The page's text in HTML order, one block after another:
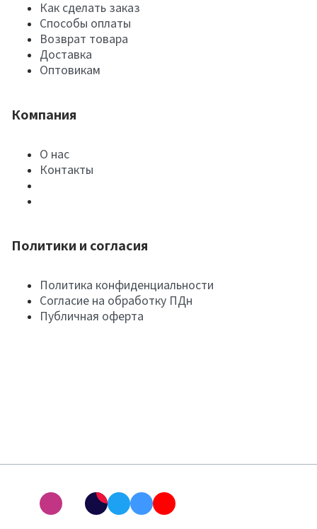
Как сделать заказ
Способы оплаты
Возврат товара
Доставка
Оптовикам
Компания
О нас
Контакты
Политики и согласия
Политика конфиденциальности
Согласие на обработку ПДн
Публичная оферта